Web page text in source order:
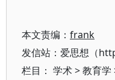
本文责编： frank
发信站：爱思想（
栏目： 学术>教育学